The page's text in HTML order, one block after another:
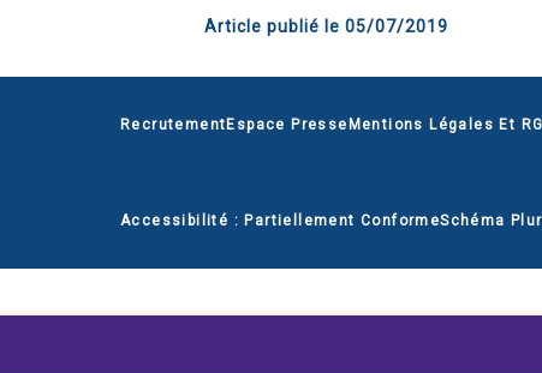
Article publié le 05/07/2019
Recrutement Espace Presse Mentions Légales Et
Accessibilité : Partiellement ConformeSchéma